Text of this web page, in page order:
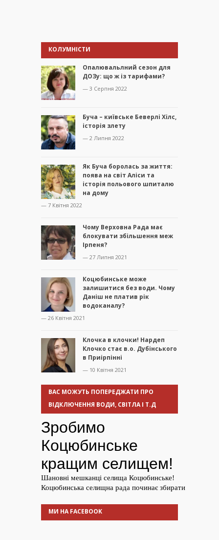
КОЛУМНІСТИ
Опалювальлний сезон для
ДОЗу: що ж із тарифами?
— 3 Серпня 2022
Буча – київське Беверлі Хілс,
історія злету
— 2 Липня 2022
Як Буча боролась за життя:
поява на світ Аліси та
історія польового шпиталю
на дому
— 7 Квітня 2022
Чому Верховна Рада має
блокувати збільшення меж
Ірпеня?
— 27 Липня 2021
Коцюбинське може
залишитися без води. Чому
Даніш не платив рік
водоканалу?
— 26 Квітня 2021
Клочка в клочки! Нардеп
Клочко стає в.о. Дубінського
в Приірпінні
— 10 Квітня 2021
ВАС МОЖУТЬ ПОПЕРЕДЖАТИ ПРО
ВІДКЛЮЧЕННЯ ВОДИ, СВІТЛА І Т.Д
МИ НА FACEBOOK